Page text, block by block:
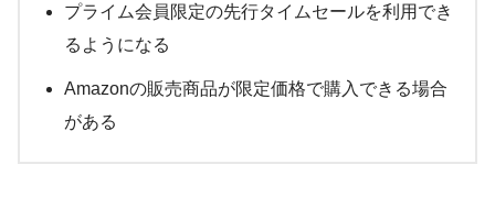
プライム会員限定の先行タイムセールを利用でき
るようになる
Amazonの販売商品が限定価格で購入できる場合
がある